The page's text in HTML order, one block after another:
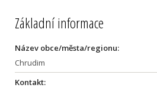
Základní informace
Název obce/města/regionu:
Chrudim
Kontakt: